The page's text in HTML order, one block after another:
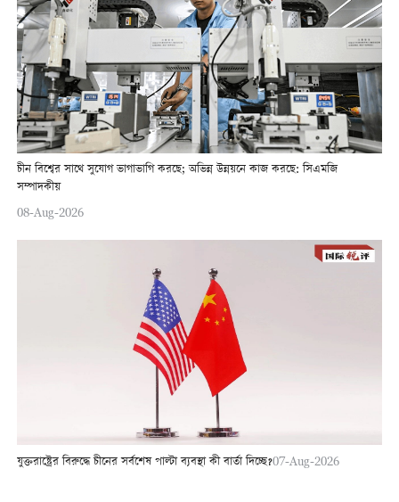
চীন বিশ্বের সাথে সুযোগ ভাগাভাগি করছে; অভিন্ন উন্নয়নে কাজ করছে: সিএমজি
সম্পাদকীয়
08-Aug-2026
যুক্তরাষ্ট্রের বিরুদ্ধে চীনের সর্বশেষ পাল্টা ব্যবস্থা কী বার্তা দিচ্ছে?07-Aug-2026